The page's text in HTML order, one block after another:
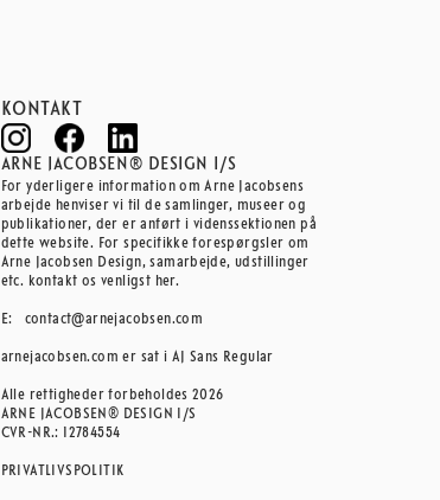
KONTAKT
ARNE JACOBSEN® DESIGN I/S
For yderligere information om Arne Jacobsens
arbejde henviser vi til de samlinger, museer og
publikationer, der er anført i videnssektionen på
dette website. For specifikke forespørgsler om
Arne Jacobsen Design, samarbejde, udstillinger
etc. kontakt os venligst her.
E: contact@arnejacobsen.com
arnejacobsen.com er sat i AJ Sans Regular
Alle rettigheder forbeholdes 2026
ARNE JACOBSEN® DESIGN I/S
CVR-NR.: 12784554
PRIVATLIVSPOLITIK